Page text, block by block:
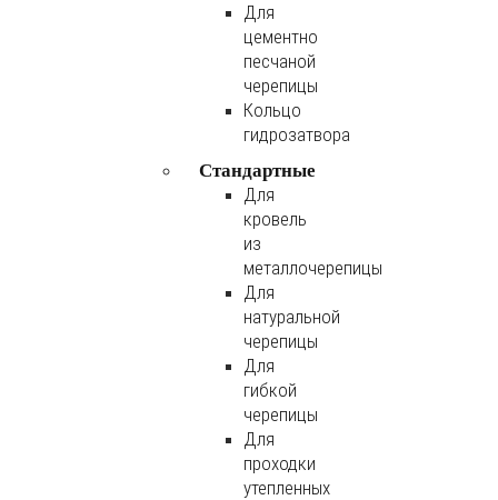
Для
цементно
песчаной
черепицы
Кольцо
гидрозатвора
Стандартные
Для
кровель
из
металлочерепицы
Для
натуральной
черепицы
Для
гибкой
черепицы
Для
проходки
утепленных